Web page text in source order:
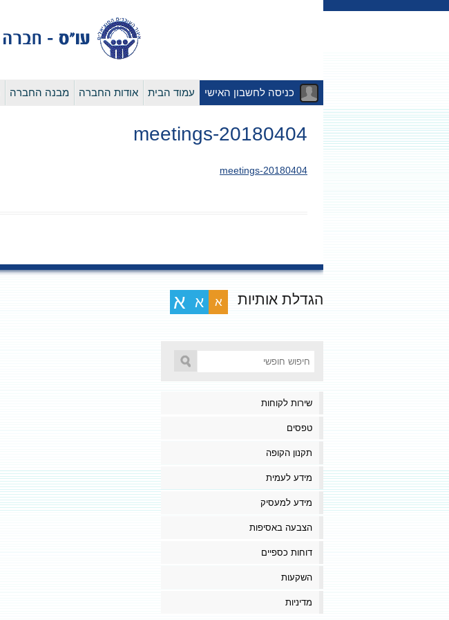
כניסה לחשבון האישי עמוד הבית אודות החברה מבנה החברה
20180404-meetings
20180404-meetings
הגדלת אותיות א א א
שירות לקוחות
טפסים
תקנון הקופה
מידע לעמית
מידע למעסיק
הצבעה באסיפות
דוחות כספיים
השקעות
מדיניות